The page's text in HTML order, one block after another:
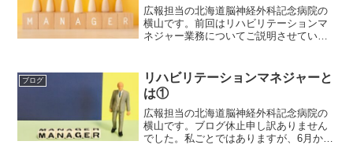
広報担当の北海道脳神経外科記念病院の
横山です。前回はリハビリテーションマ
ネジャー業務についてご説明させていた
言っていただきましたので、色々と悩み
ました。その中で結果的に...
ブログ
リハビリテーションマネジャーと
は①
広報担当の北海道脳神経外科記念病院の
横山です。ブログ休止申し訳ありません
でした。私ごとではありますが、6月か